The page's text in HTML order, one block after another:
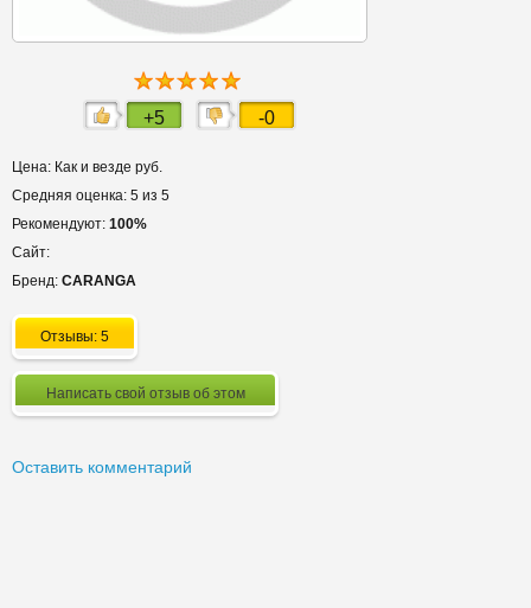
+5 -0
Цена: Как и везде руб.
Средняя оценка: 5 из 5
Рекомендуют: 100%
Сайт:
Бренд: CARANGA
Отзывы: 5
Написать свой отзыв об этом
Оставить комментарий